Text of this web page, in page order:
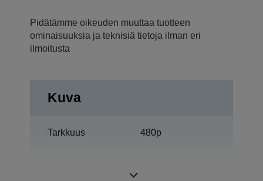
Pidätämme oikeuden muuttaa tuotteen
ominaisuuksia ja teknisiä tietoja ilman eri
ilmoitusta
Kuva
Tarkkuus 480p